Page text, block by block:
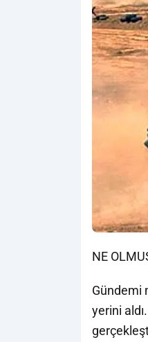
NE
Gündemi
yerini